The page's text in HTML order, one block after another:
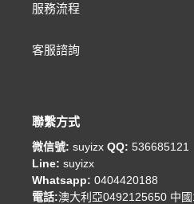
服務流程
客服諮詢
聯繫方式
微信號: suyizx QQ: 536685121
Line: suyizx
Whatsapp: 0404420188
電話:澳大利亞0492125650 中